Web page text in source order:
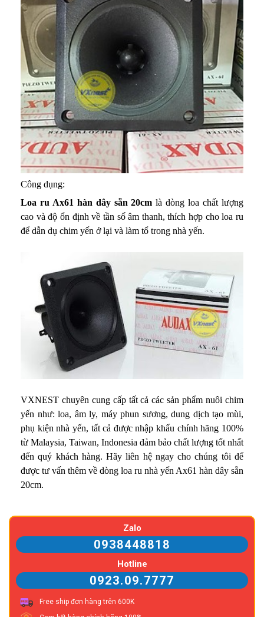
Công dụng:
Loa ru Ax61 hàn dây sẵn 20cm là dòng loa chất lượng
cao và độ ổn định về tần số âm thanh, thích hợp cho loa ru
để dẫn dụ chim yến ở lại và làm tổ trong nhà yến.
VXNEST chuyên cung cấp tất cả các sản phẩm nuôi chim
yến như: loa, âm ly, máy phun sương, dung dịch tạo mùi,
phụ kiện nhà yến, tất cả được nhập khẩu chính hãng 100%
từ Malaysia, Taiwan, Indonesia đảm bảo chất lượng tốt nhất
đến quý khách hàng. Hãy liên hệ ngay cho chúng tôi để
được tư vấn thêm về dòng loa ru nhà yến Ax61 hàn dây sẵn
20cm.
Zalo
0938448818
Hotline
0923.09.7777
Free ship đơn hàng trên 600K